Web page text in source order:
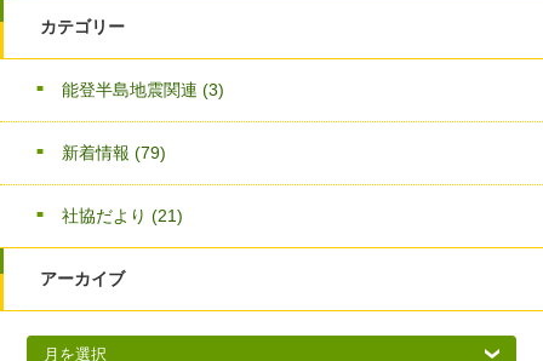
カテゴリー
能登半島地震関連 (3)
新着情報 (79)
社協だより (21)
アーカイブ
アーカイブ